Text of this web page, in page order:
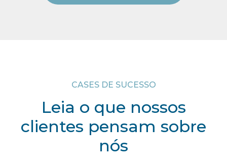
CASES DE SUCESSO
Leia o que nossos
clientes pensam sobre
nós